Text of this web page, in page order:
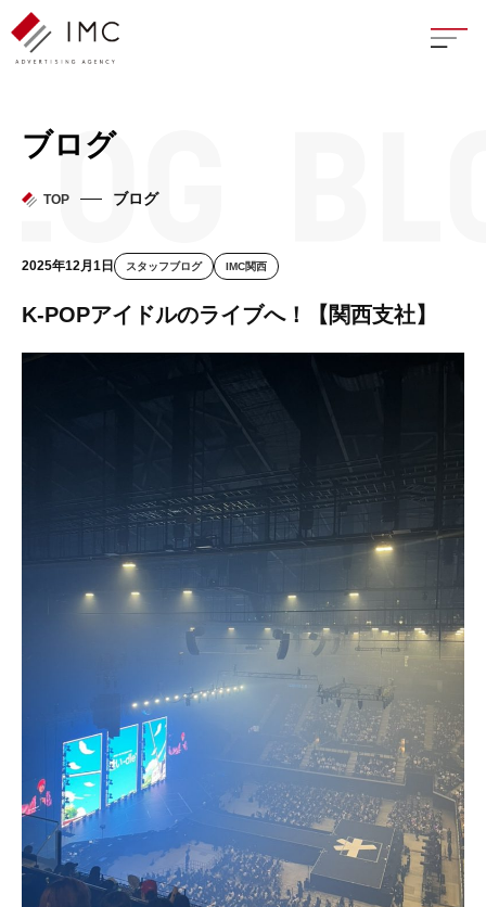
座談
ブログ
TOP ブログ
2025年12月1日 スタッフブログ IMC関西
K-POPアイドルのライブへ！【関西支社】